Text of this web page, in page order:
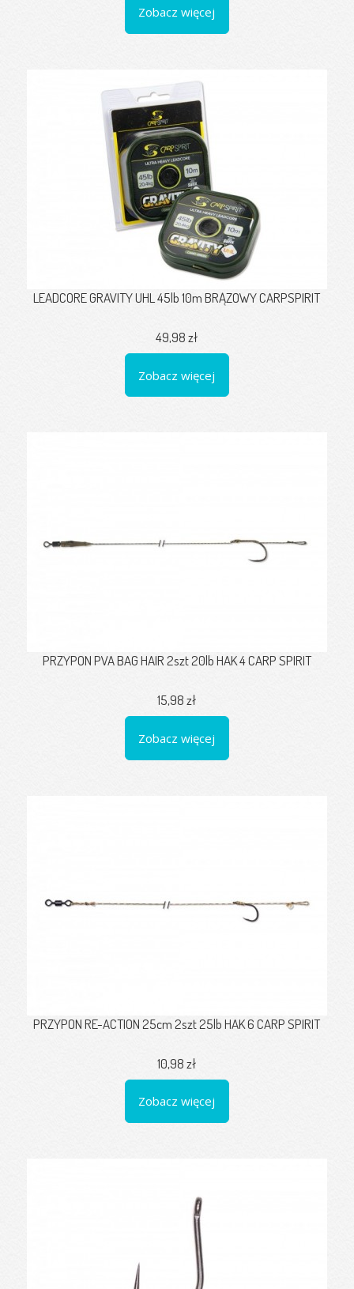
Zobacz więcej
LEADCORE GRAVITY UHL 45lb 10m BRĄZOWY CARPSPIRIT
49,98 zł
Zobacz więcej
PRZYPON PVA BAG HAIR 2szt 20lb HAK 4 CARP SPIRIT
15,98 zł
Zobacz więcej
PRZYPON RE-ACTION 25cm 2szt 25lb HAK 6 CARP SPIRIT
10,98 zł
Zobacz więcej